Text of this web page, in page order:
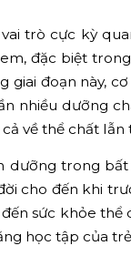
trò cực kỳ
đặc biệt
giai đoạn này,
nhiều dưỡng
về thể chất lẫn
dưỡng trong bất
cho đến khi
sức khỏe thể
học tập của